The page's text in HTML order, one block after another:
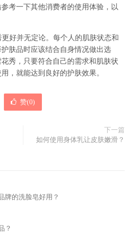
考一下其他消费者的使用体验，以
好并无定论。每个人的肌肤状态和
肤品时应该结合自身情况做出选
秀，只要符合自己的需求和肌肤状
，就能达到良好的护肤效果。
赞(0)
下一篇
如何使用身体乳让皮肤嫩滑？
牌的洗脸皂好用？
？